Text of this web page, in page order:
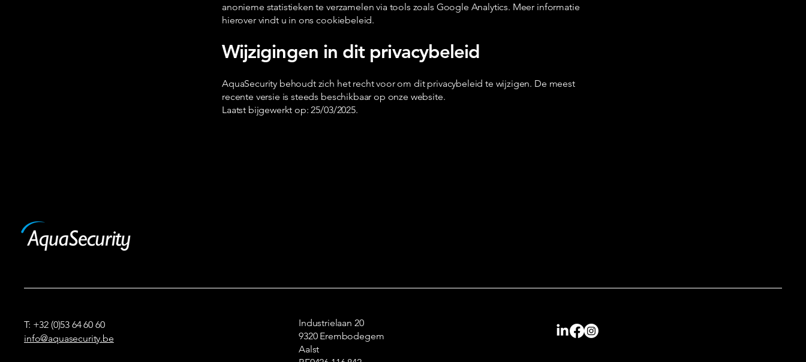
anonieme statistieken te verzamelen via tools zoals Google Analytics. Meer informatie
hierover vindt u in ons cookiebeleid.
Wijzigingen in dit privacybeleid
AquaSecurity behoudt zich het recht voor om dit privacybeleid te wijzigen. De meest
recente versie is steeds beschikbaar op onze website.
Laatst bijgewerkt op: 25/03/2025.
T: +32 (0)53 64 60 60
info@aquasecurity.be
Industrielaan 20
9320 Erembodegem
Aalst